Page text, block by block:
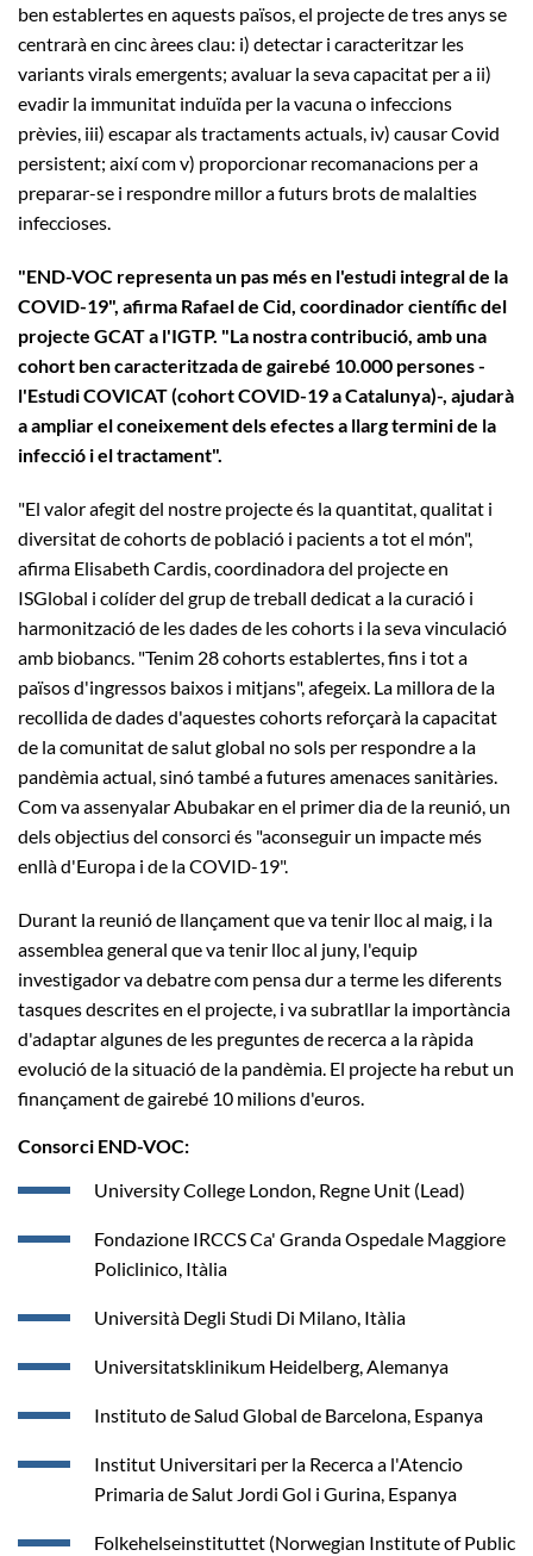
ben establertes en aquests països, el projecte de tres anys se
centrarà en cinc àrees clau: i) detectar i caracteritzar les
variants virals emergents; avaluar la seva capacitat per a ii)
evadir la immunitat induïda per la vacuna o infeccions
prèvies, iii) escapar als tractaments actuals, iv) causar Covid
persistent; així com v) proporcionar recomanacions per a
preparar-se i respondre millor a futurs brots de malalties
infeccioses.
"END-VOC representa un pas més en l'estudi integral de la
COVID-19", afirma Rafael de Cid, coordinador científic del
projecte GCAT a l'IGTP. "La nostra contribució, amb una
cohort ben caracteritzada de gairebé 10.000 persones -
l'Estudi COVICAT (cohort COVID-19 a Catalunya)-, ajudarà
a ampliar el coneixement dels efectes a llarg termini de la
infecció i el tractament".
"El valor afegit del nostre projecte és la quantitat, qualitat i
diversitat de cohorts de població i pacients a tot el món",
afirma Elisabeth Cardis, coordinadora del projecte en
ISGlobal i colíder del grup de treball dedicat a la curació i
harmonització de les dades de les cohorts i la seva vinculació
amb biobancs. "Tenim 28 cohorts establertes, fins i tot a
països d'ingressos baixos i mitjans", afegeix. La millora de la
recollida de dades d'aquestes cohorts reforçarà la capacitat
de la comunitat de salut global no sols per respondre a la
pandèmia actual, sinó també a futures amenaces sanitàries.
Com va assenyalar Abubakar en el primer dia de la reunió, un
dels objectius del consorci és "aconseguir un impacte més
enllà d'Europa i de la COVID-19".
Durant la reunió de llançament que va tenir lloc al maig, i la
assemblea general que va tenir lloc al juny, l'equip
investigador va debatre com pensa dur a terme les diferents
tasques descrites en el projecte, i va subratllar la importància
d'adaptar algunes de les preguntes de recerca a la ràpida
evolució de la situació de la pandèmia. El projecte ha rebut un
finançament de gairebé 10 milions d'euros.
Consorci END-VOC:
University College London, Regne Unit (Lead)
Fondazione IRCCS Ca' Granda Ospedale Maggiore
Policlinico, Itàlia
Università Degli Studi Di Milano, Itàlia
Universitatsklinikum Heidelberg, Alemanya
Instituto de Salud Global de Barcelona, Espanya
Institut Universitari per la Recerca a l'Atencio
Primaria de Salut Jordi Gol i Gurina, Espanya
Folkehelseinstituttet (Norwegian Institute of Public